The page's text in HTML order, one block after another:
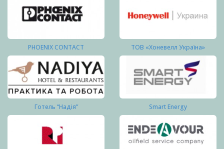
PHOENIX CONTACT ТОВ «Хоневелл Україна»
Готель “Надія” Smart Energy